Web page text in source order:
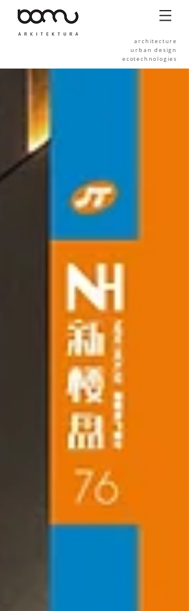
architecture
urban design
ecotechnologies